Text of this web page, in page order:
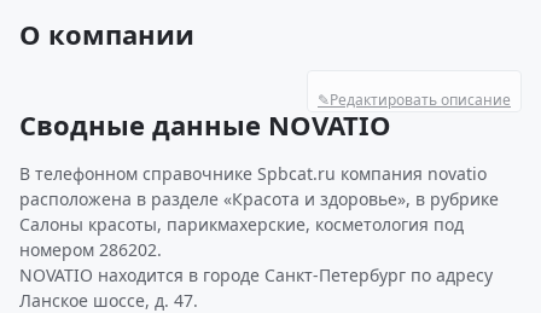
О компании
✎Редактировать описание
Сводные данные NOVATIO
В телефонном справочнике Spbcat.ru компания novatio
расположена в разделе «Красота и здоровье», в рубрике
Салоны красоты, парикмахерские, косметология под
номером 286202.
NOVATIO находится в городе Санкт-Петербург по адресу
Ланское шоссе, д. 47.